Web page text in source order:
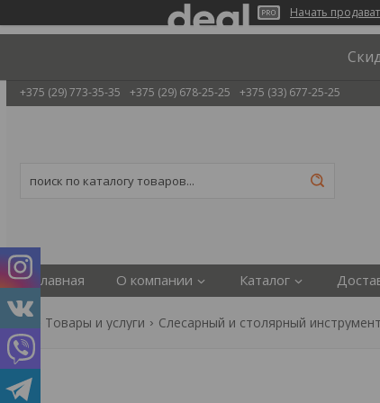
Начать
+375 (29) 773-35-35 +375 (29) 678-25-25 +375 (33) 677-25-25
Главная О компании Каталог
Товары и услуги Слесарный и столярный инструмент